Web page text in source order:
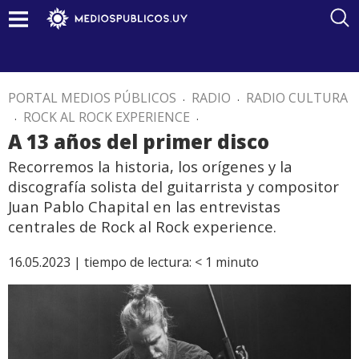
PORTAL MEDIOS PÚBLICOS . RADIO . RADIO CULTURA
. ROCK AL ROCK EXPERIENCE .
A 13 años del primer disco
Recorremos la historia, los orígenes y la
discografía solista del guitarrista y compositor
Juan Pablo Chapital en las entrevistas
centrales de Rock al Rock experience.
16.05.2023 | tiempo de lectura: < 1 minuto